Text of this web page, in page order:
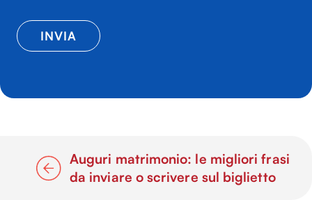
Auguri matrimonio: le migliori frasi
da inviare o scrivere sul biglietto